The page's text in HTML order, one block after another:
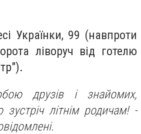
Українки, 99 (навпроти
ліворуч від готелю
друзів і знайомих,
зустріч літнім родичам! -